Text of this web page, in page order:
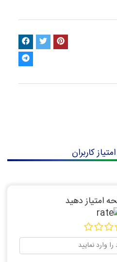
کاربران
امتیاز دهید